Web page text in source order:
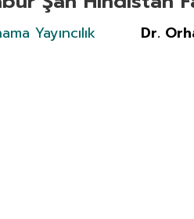
Yayıncılık Dr.